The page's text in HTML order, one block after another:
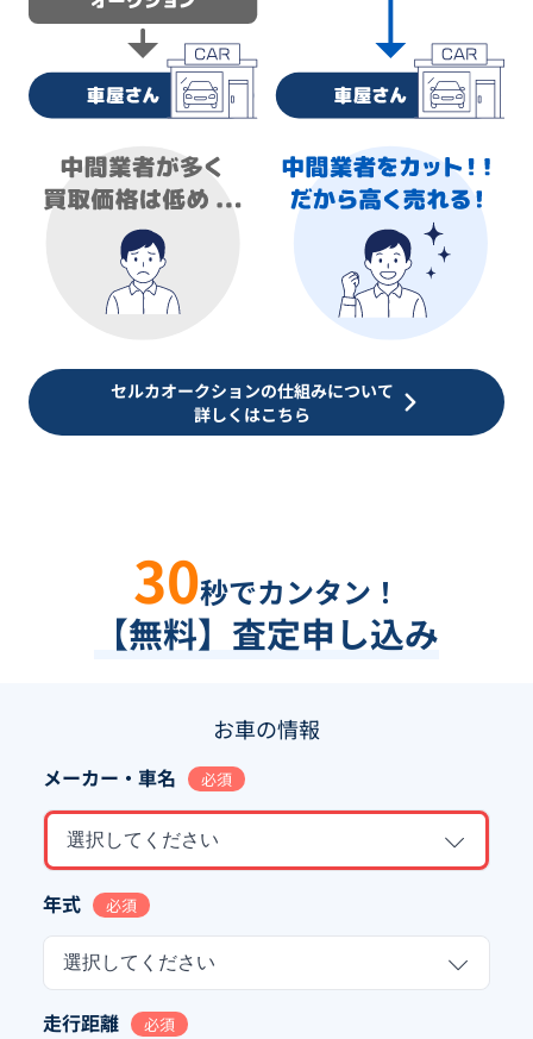
セルカオークションの仕組みについて
詳しくはこちら
30秒でカンタン！
【無料】査定申し込み
お車の情報
メーカー・車名 必須
選択してください
年式 必須
選択してください
走行距離 必須